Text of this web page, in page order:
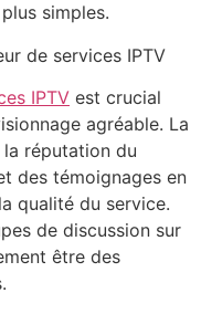
simples.
de services IPTV
IPTV est crucial
agréable. La
réputation du
des témoignages en
qualité du service.
de discussion sur
être des